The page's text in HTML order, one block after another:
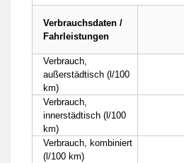
Verbrauchsdaten /
Fahrleistungen
Verbrauch,
außerstädtisch (l/100
km)
Verbrauch,
innerstädtisch (l/100
km)
Verbrauch, kombiniert
(l/100 km)